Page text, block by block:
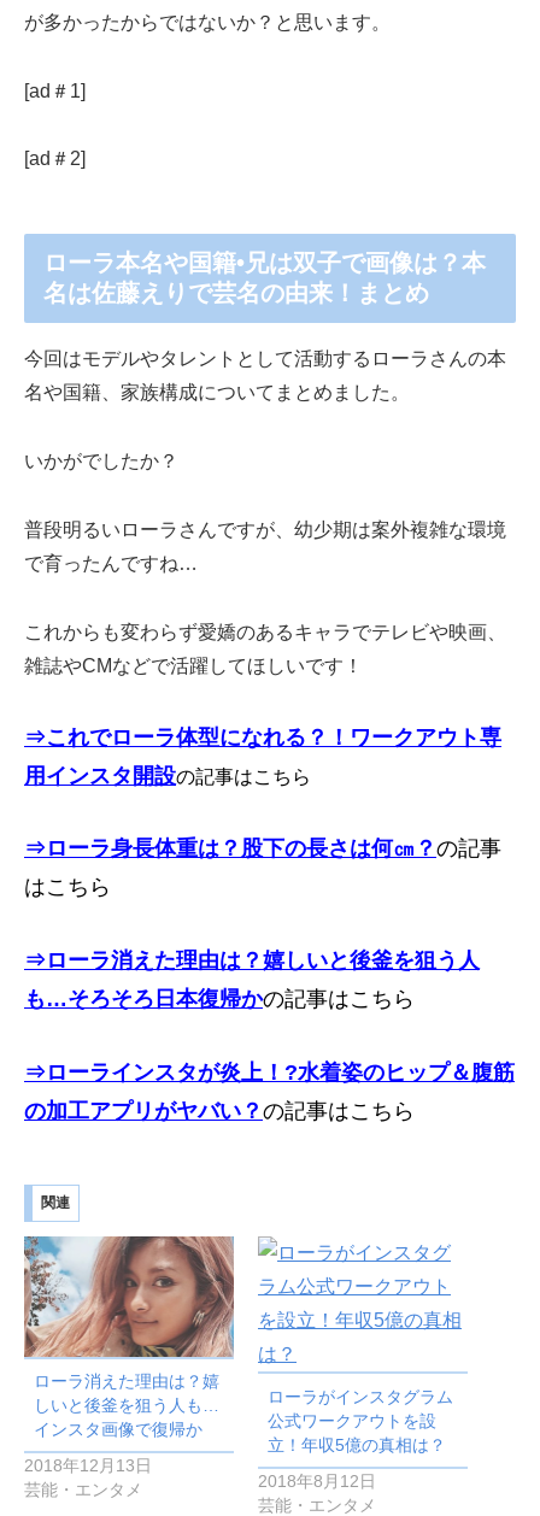
が多かったからではないか？と思います。
[ad＃1]
[ad＃2]
ローラ本名や国籍•兄は双子で画像は？本
名は佐藤えりで芸名の由来！まとめ
今回はモデルやタレントとして活動するローラさんの本
名や国籍、家族構成についてまとめました。
いかがでしたか？
普段明るいローラさんですが、幼少期は案外複雑な環境
で育ったんですね…
これからも変わらず愛嬌のあるキャラでテレビや映画、
雑誌やCMなどで活躍してほしいです！
⇒これでローラ体型になれる？！ワークアウト専
用インスタ開設の記事はこちら
⇒ローラ身長体重は？股下の長さは何㎝？ の記事
はこちら
⇒ローラ消えた理由は？嬉しいと後釜を狙う人
も…そろそろ日本復帰かの記事はこちら
⇒ローラインスタが炎上！?水着姿のヒップ＆腹筋
の加工アプリがヤバい？ の記事はこちら
関連
ローラ消えた理由は？嬉
しいと後釜を狙う人も…
インスタ画像で復帰か
2018年12月13日
芸能・エンタメ
ローラがインスタグラム
公式ワークアウトを設
立！年収5億の真相は？
2018年8月12日
芸能・エンタメ